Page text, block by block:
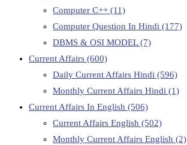
Computer C++ (11)
Computer Question In Hindi (177)
DBMS & OSI MODEL(7)
Current Affairs (600)
Daily Current Affairs Hindi (596)
Monthly Current Affairs Hindi (1)
Current Affairs In English (506)
Current Affairs English (502)
Monthly Current Affairs English (2)